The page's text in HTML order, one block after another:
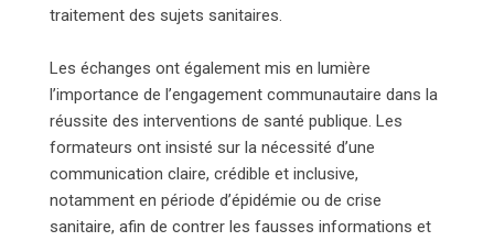
traitement des sujets sanitaires.
Les échanges ont également mis en lumière
l’importance de l’engagement communautaire dans la
réussite des interventions de santé publique. Les
formateurs ont insisté sur la nécessité d’une
communication claire, crédible et inclusive,
notamment en période d’épidémie ou de crise
sanitaire, afin de contrer les fausses informations et